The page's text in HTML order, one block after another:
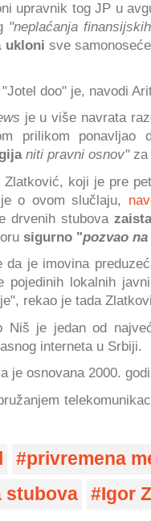
upravnik tog JP u
"neplaćanja
ukloni sve
doo" je, navodi
je u više navrata
prilikom ponavljao
niti pravni osnov"za
Zlatković, koji je pre
o ovom slučlaju,
drvenih stubova
sigurno "pozvao na
da je imovina
pojedinih lokalnih
rekao je tada
Niš je jedan od
interneta u Srbiji.
je osnovana 2000.
privremena
stubova
Igor